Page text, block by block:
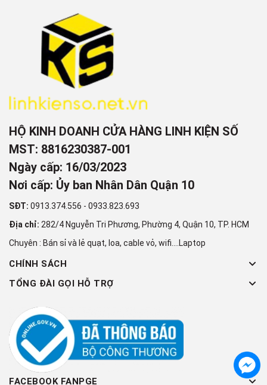
HỘ KINH DOANH CỬA HÀNG LINH KIỆN SỐ
MST: 8816230387-001
Ngày cấp: 16/03/2023
Nơi cấp: Ủy ban Nhân Dân Quận 10
SĐT: 0913.374.556 - 0933.823.693
Địa chỉ: 282/4 Nguyễn Tri Phương, Phường 4, Quận 10, TP. HCM
Chuyên : Bán sỉ và lẻ quạt, loa, cable vỏ, wifi....Laptop
CHÍNH SÁCH
TỔNG ĐÀI GỌI HỖ TRỢ
FACEBOOK FANPGE